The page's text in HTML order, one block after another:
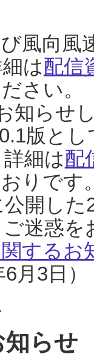
風向風
は配信
さい。
知らせ
版と
細は配
りです
開し
迷惑
するお
月3日）
らせ